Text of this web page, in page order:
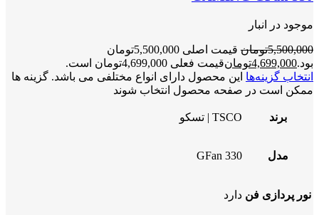
موجود در انبار
5,500,000تومان
قیمت اصلی 5,500,000تومان
بود.4,699,000تومانقیمت فعلی 4,699,000تومان است.
انتخاب گزینه‌ها این محصول دارای انواع مختلفی می باشد. گزینه ها
ممکن است در صفحه محصول انتخاب شوند
برند TSCO | تسکو
مدل GFan 330
نور پردازی فن دارد